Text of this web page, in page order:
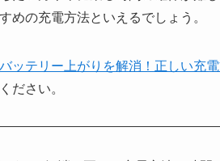
めの充電方法といえるでしょう。
ッテリー上がりを解消！正しい充
ださい。